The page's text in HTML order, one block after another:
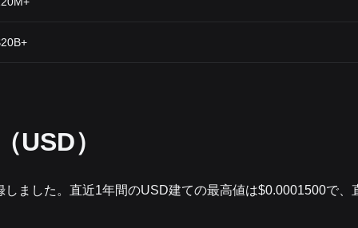
USD）
ました。直近1年間のUSD建ての最高値は$0.0001500で、